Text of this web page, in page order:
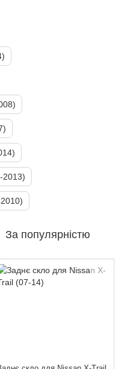
2013)
За популярністю